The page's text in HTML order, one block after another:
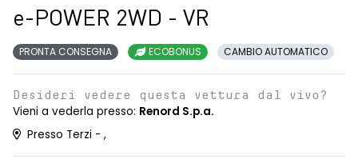
e-POWER 2WD - VR
PRONTA CONSEGNA ECOBONUS CAMBIO AUTOMATICO
Desideri vedere questa vettura dal vivo?
Vieni a vederla presso: Renord S.p.a.
Presso Terzi - ,